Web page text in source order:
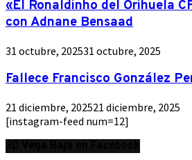
«El Ronaldinho del Orihuela
con Adnane Bensaad
31 octubre, 202531 octubre, 2025
Fallece Francisco González
21 diciembre, 202521 diciembre, 2025
[instagram-feed num=12]